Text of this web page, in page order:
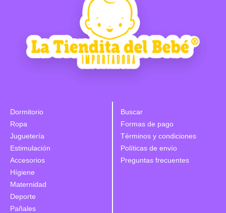
Dormitorio
Ropa
Juguetería
Estimulación
Accesorios
Hígiene
Maternidad
Deporte
Pañales
Buscar
Formas de pago
Términos y condiciones
Políticas de envío
Preguntas frecuentes